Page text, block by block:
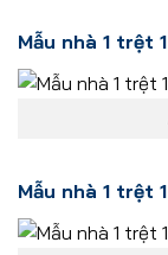
Mẫu nhà 1 trệt
Mẫu nhà 1 trệt